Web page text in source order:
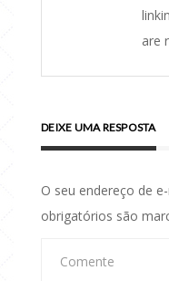
are
DEIXE UMA RESPOSTA
O seu endereço de
obrigatórios são